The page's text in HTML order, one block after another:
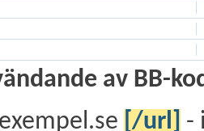
av BB-
[/url]
-